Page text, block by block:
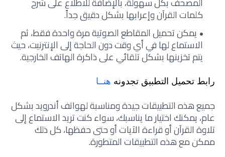
كلمات القرآن وإعرابها بشكل دقيق جداً.
يمكن تحميل المقاطع الصوتية مرة واحدة فقط، ثم
الاستماع لها في أي وقت دون الحاجة إلى الإنترنيت، حيث
يتم تخزينها بشكل تلقائي على ذاكرة الهاتف الخارجية.
رابط تحميل التطبيق تجدونه هنــا
جميع هذه التطبيقات جيدة ومناسبة لهواتف أندرويد بشكل
عام، يمكنك اختيار ما يناسبك، سواء كنت تريد الاستماع إلى
تلاوة القرآن أو قراءة الآيات أو حتى حفظها، كل ذلك
ممكن مع هذه التطبيقات المتطورة.